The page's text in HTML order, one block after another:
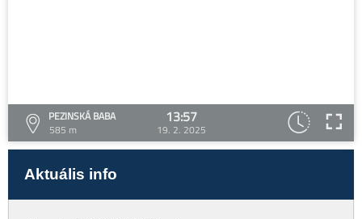
PEZINSKÁ BABA
585 m
13:57
19. 2. 2025
Aktuális info